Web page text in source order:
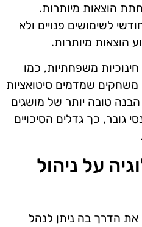
הוצאות מיותרות.
לשימושים פנויים ולא
הוצאות מיותרות.
חינוכיות משפחתיות, כמו
משחקים שמדמים סיטואציות
הבנה טובה יותר של מושגים
גובר, כך גדלים הסיכויים
על ניהול
את הדרך בה ניתן לנהל